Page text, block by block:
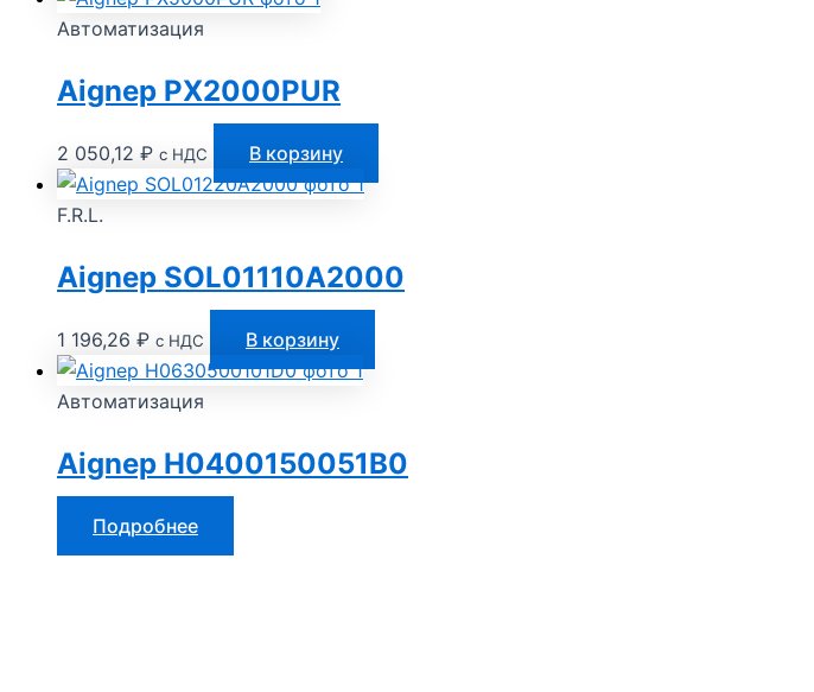
Автоматизация
Aignep PX2000PUR
2 050,12 ₽ с НДС В корзину
F.R.L.
Aignep SOL01110A2000
1 196,26 ₽ с НДС В корзину
Автоматизация
Aignep H0400150051B0
Подробнее